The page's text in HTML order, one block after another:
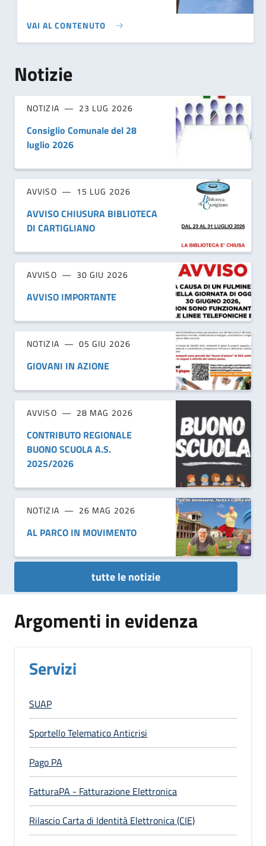
VAI AL CONTENUTO
Notizie
NOTIZIA 23 LUG 2026
Consiglio Comunale del 28
luglio 2026
AVVISO 15 LUG 2026
AVVISO CHIUSURA BIBLIOTECA
DI CARTIGLIANO
AVVISO 30 GIU 2026
AVVISO IMPORTANTE
NOTIZIA 05 GIU 2026
GIOVANI IN AZIONE
AVVISO 28 MAG 2026
CONTRIBUTO REGIONALE
BUONO SCUOLA A.S.
2025/2026
NOTIZIA 26 MAG 2026
AL PARCO IN MOVIMENTO
tutte le notizie
Argomenti in evidenza
Servizi
SUAP
Sportello Telematico Anticrisi
Pago PA
FatturaPA - Fatturazione Elettronica
Rilascio Carta di Identità Elettronica (CIE)